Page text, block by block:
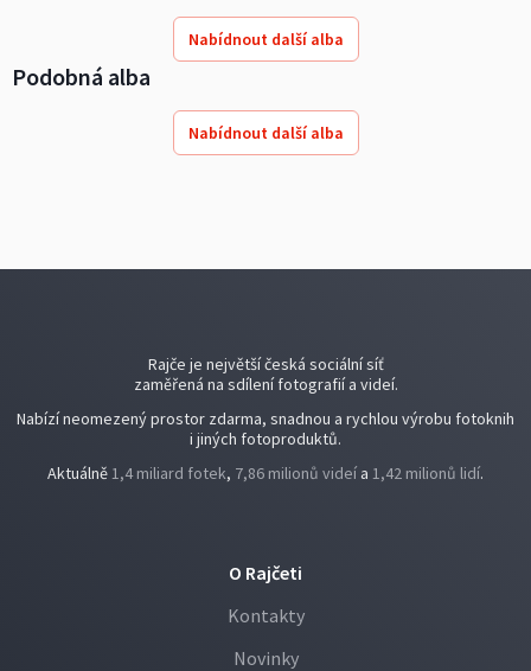
Nabídnout další alba
Podobná alba
Nabídnout další alba
Rajče je největší česká sociální síť
zaměřená na sdílení fotografií a videí.
Nabízí neomezený prostor zdarma, snadnou a rychlou výrobu fotoknih
i jiných fotoproduktů.
Aktuálně1,4 miliard fotek, 7,86 milionů videí a 1,42 milionů lidí.
O Rajčeti
Kontakty
Novinky